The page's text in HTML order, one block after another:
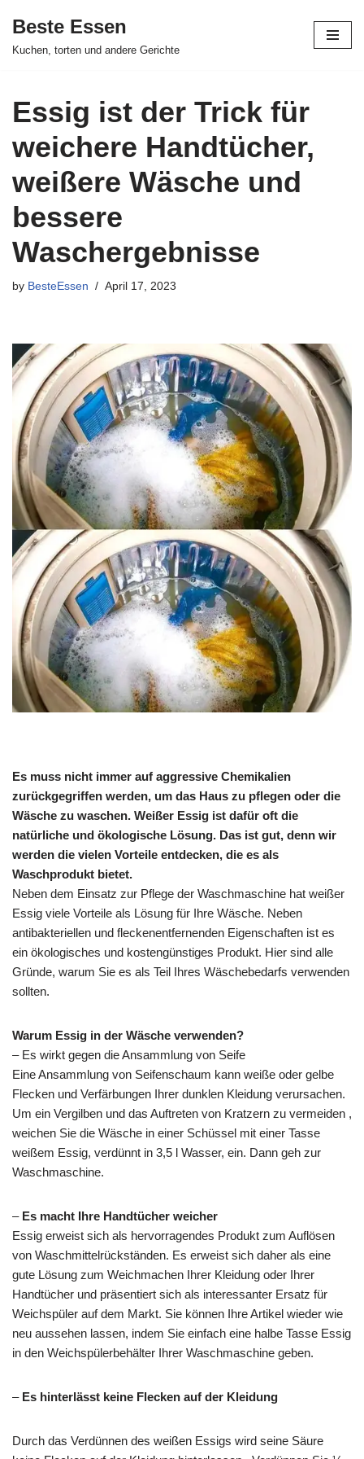
Skip
Beste Essen
Kuchen, torten und andere Gerichte
Essig ist der Trick für
weichere Handtücher,
weißere Wäsche und
bessere
Waschergebnisse
by BesteEssen April 17, 2023
Es muss nicht immer auf aggressive Chemikalien
zurückgegriffen werden, um das Haus zu pflegen oder die
Wäsche zu waschen. Weißer Essig ist dafür oft die
natürliche und ökologische Lösung. Das ist gut, denn wir
werden die vielen Vorteile entdecken, die es als
Waschprodukt bietet.
Neben dem Einsatz zur Pflege der Waschmaschine hat weißer
Essig viele Vorteile als Lösung für Ihre Wäsche. Neben
antibakteriellen und fleckenentfernenden Eigenschaften ist es
ein ökologisches und kostengünstiges Produkt. Hier sind alle
Gründe, warum Sie es als Teil Ihres Wäschebedarfs verwenden
sollten.
Warum Essig in der Wäsche verwenden?
– Es wirkt gegen die Ansammlung von Seife
Eine Ansammlung von Seifenschaum kann weiße oder gelbe
Flecken und Verfärbungen Ihrer dunklen Kleidung verursachen.
Um ein Vergilben und das Auftreten von Kratzern zu vermeiden ,
weichen Sie die Wäsche in einer Schüssel mit einer Tasse
weißem Essig, verdünnt in 3,5 l Wasser, ein. Dann geh zur
Waschmaschine.
– Es macht Ihre Handtücher weicher
Essig erweist sich als hervorragendes Produkt zum Auflösen
von Waschmittelrückständen. Es erweist sich daher als eine
gute Lösung zum Weichmachen Ihrer Kleidung oder Ihrer
Handtücher und präsentiert sich als interessanter Ersatz für
Weichspüler auf dem Markt. Sie können Ihre Artikel wieder wie
neu aussehen lassen, indem Sie einfach eine halbe Tasse Essig
in den Weichspülerbehälter Ihrer Waschmaschine geben.
– Es hinterlässt keine Flecken auf der Kleidung
Durch das Verdünnen des weißen Essigs wird seine Säure